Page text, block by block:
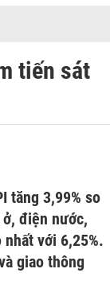
tiến sát
tăng 3,99% so
điện nước,
với 6,25%.
giao thông